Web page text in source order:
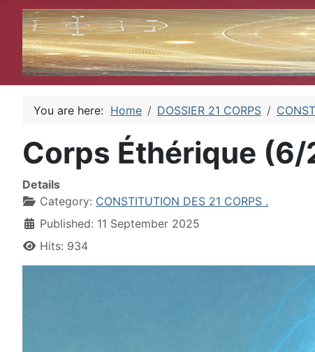
You are here: Home DOSSIER 21 CORPS
Corps Éthérique (6/
Details
Category: CONSTITUTION DES 21 CORPS .
Published: 11 September 2025
Hits: 934